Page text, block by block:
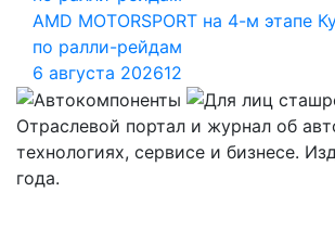
AMD MOTORSPORT на 4-м этапе
по ралли-рейдам
6 августа 202612
Отраслевой портал и журнал об
технологиях, сервисе и бизнесе.
года.